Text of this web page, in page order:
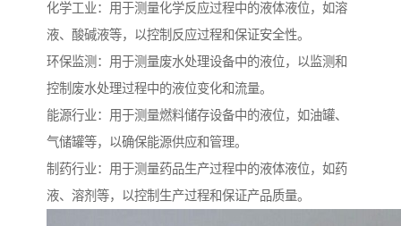
化学工业：用于测量化学反应过程中的液体液位，如溶
液、酸碱液等，以控制反应过程和保证安全性。
环保监测：用于测量废水处理设备中的液位，以监测和
控制废水处理过程中的液位变化和流量。
能源行业：用于测量燃料储存设备中的液位，如油罐、
气储罐等，以确保能源供应和管理。
制药行业：用于测量药品生产过程中的液体液位，如药
液、溶剂等，以控制生产过程和保证产品质量。